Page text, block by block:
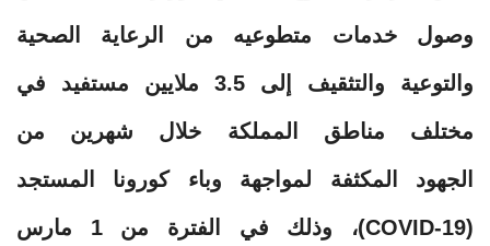
وصول خدمات متطوعيه من الرعاية الصحية
والتوعية والتثقيف إلى 3.5 ملايين مستفيد في
مختلف مناطق المملكة خلال شهرين من
الجهود المكثفة لمواجهة وباء كورونا المستجد
(COVID-19)، وذلك في الفترة من 1 مارس